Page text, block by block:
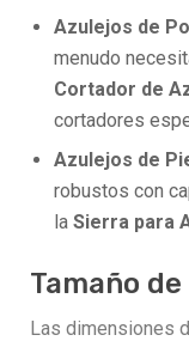
Azulejos de
menudo
Cortador de
cortadores
Azulejos de
robustos con
la Sierra para
Tamaño
Las dimensiones